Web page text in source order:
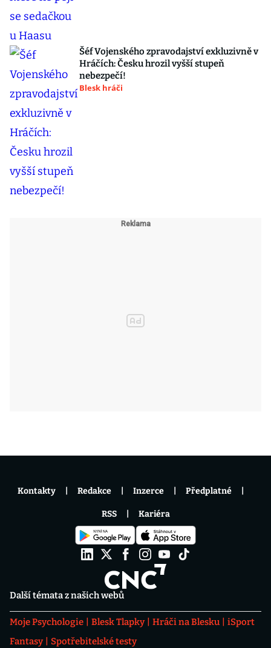
Šéf Vojenského zpravodajství exkluzivně v
Hráčích: Česku hrozil vyšší stupeň
nebezpečí!
Blesk hráči
Další témata z našich webů
Moje Psychologie Blesk Tlapky Hráči na Blesku
iSport
Fantasy
Spotřebitelské testy
Kontakty Redakce Inzerce Předplatné
RSS Kariéra